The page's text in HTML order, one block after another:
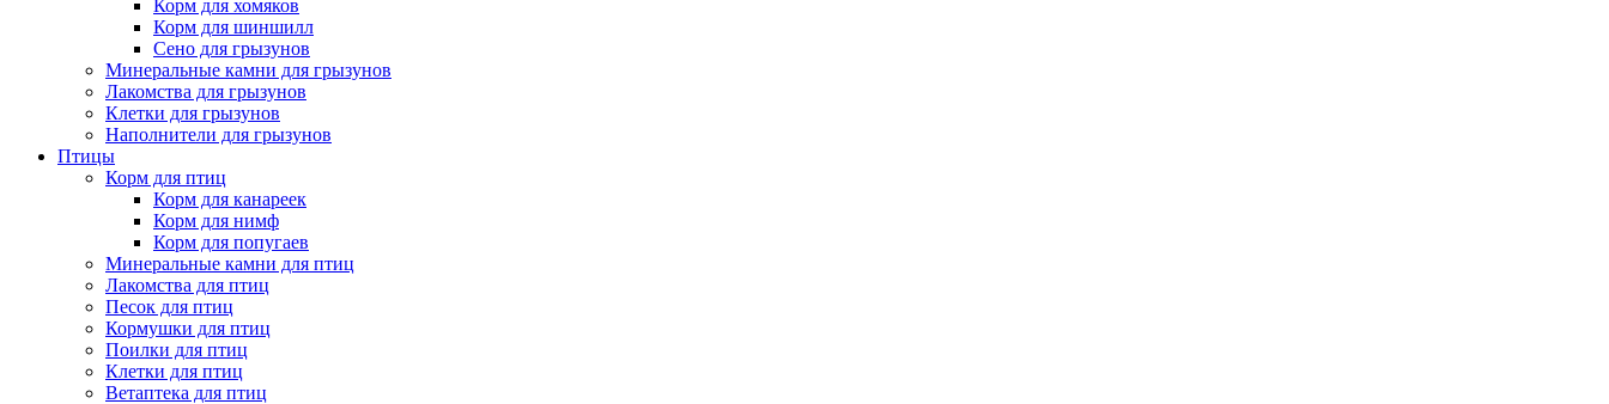
Корм для хомяков
Корм для шиншилл
Сено для грызунов
Минеральные камни для грызунов
Лакомства для грызунов
Клетки для грызунов
Наполнители для грызунов
Птицы
Корм для птиц
Корм для канареек
Корм для нимф
Корм для попугаев
Минеральные камни для птиц
Лакомства для птиц
Песок для птиц
Кормушки для птиц
Поилки для птиц
Клетки для птиц
Ветаптека для птиц